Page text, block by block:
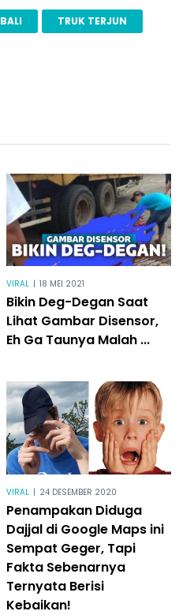
BALI TRUK TERJUN
VIRAL | 18 MEI 2021
Bikin Deg-Degan Saat
Lihat Gambar Disensor,
Eh Ga Taunya Malah ...
VIRAL | 24 DESEMBER 2020
Penampakan Diduga
Dajjal di Google Maps ini
Sempat Geger, Tapi
Fakta Sebenarnya
Ternyata Berisi
Kebaikan!